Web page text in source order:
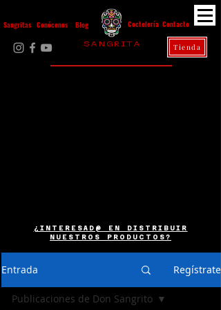
Sangritas Conócenos Contacto
Blog Coctelería
Tienda
S A N G R I T A
¿INTERESAD@ EN DISTRIBUIR
NUESTROS PRODUCTOS?
Entrada Regístrate
Publicaciones de Don Sangrito